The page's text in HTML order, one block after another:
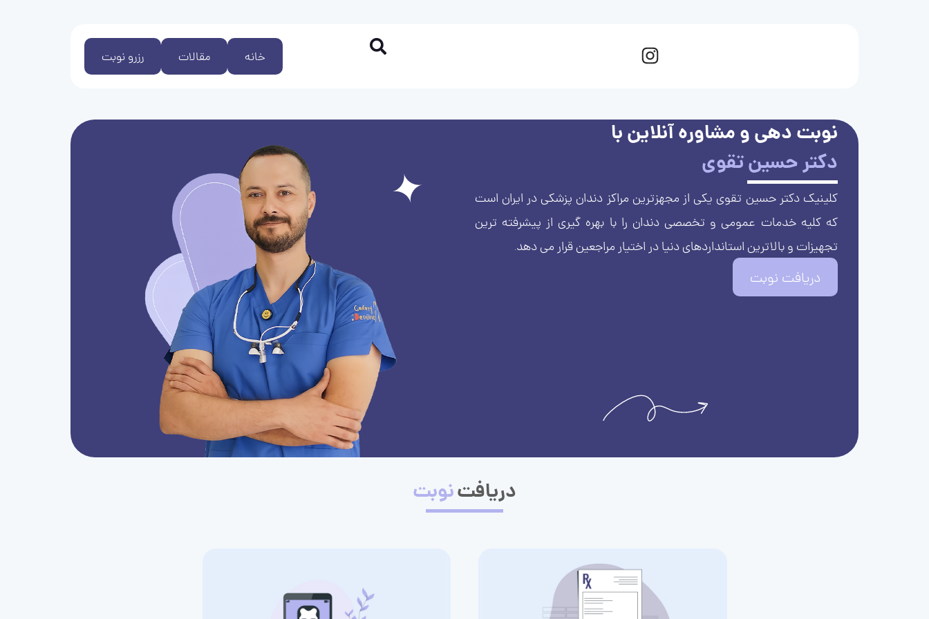
رزرو نوبت مقالات خانه
نوبت دهی و مشاوره آنلاین با
دکتر حسین تقوی
کلینیک دکتر حسین تقوی یکی از مجهزترین مراکز دندان پزشکی در ایران است
که کلیه خدمات عمومی و تخصصی دندان را با بهره گیری از پیشرفته ترین
تجهیزات و بالاترین استانداردهای دنیا در اختیار مراجعین قرار می دهد.
دریافت نوبت
دریافتنوبت